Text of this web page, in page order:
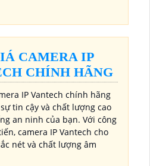
CAMERA IP
CHÍNH HÃNG
IP Vantech chính hãng
tin cậy và chất lượng cao
an ninh của bạn. Với công
camera IP Vantech cho
nét và chất lượng âm